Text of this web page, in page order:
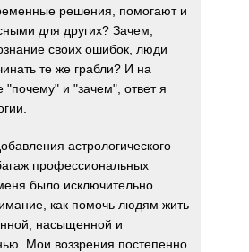
решения, помогают и
для других? Зачем,
своих ошибок, люди
те же грабли? И на
"почему" и "зачем", ответ я
астрологического
профессиональных
было исключительно
как помочь людям жить
насыщенной и
Мои воззрения постепенно